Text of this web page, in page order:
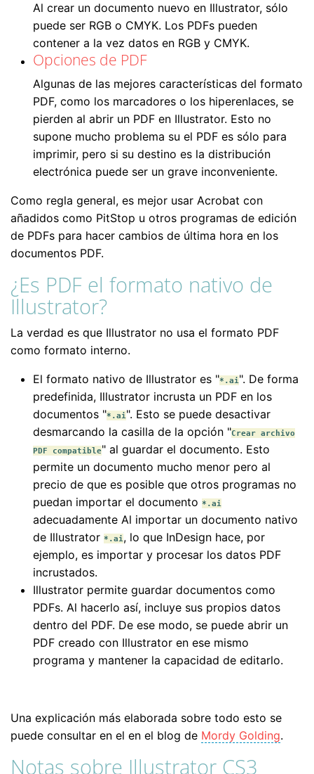
Al crear un documento nuevo en Illustrator, sólo
puede ser RGB o CMYK. Los PDFs pueden
contener a la vez datos en RGB y CMYK.
Opciones de PDF
Algunas de las mejores características del formato
PDF, como los marcadores o los hiperenlaces, se
pierden al abrir un PDF en Illustrator. Esto no
supone mucho problema su el PDF es sólo para
imprimir, pero si su destino es la distribución
electrónica puede ser un grave inconveniente.
Como regla general, es mejor usar Acrobat con
añadidos como PitStop u otros programas de edición
de PDFs para hacer cambios de última hora en los
documentos PDF.
¿Es PDF el formato nativo de
Illustrator?
La verdad es que Illustrator no usa el formato PDF
como formato interno.
El formato nativo de Illustrator es "*.ai". De forma
predefinida, Illustrator incrusta un PDF en los
documentos "*.ai". Esto se puede desactivar
desmarcando la casilla de la opción "Crear archivo
PDF compatible" al guardar el documento. Esto
permite un documento mucho menor pero al
precio de que es posible que otros programas no
puedan importar el documento *.ai
adecuadamente Al importar un documento nativo
de Illustrator *.ai, lo que InDesign hace, por
ejemplo, es importar y procesar los datos PDF
incrustados.
Illustrator permite guardar documentos como
PDFs. Al hacerlo así, incluye sus propios datos
dentro del PDF. De ese modo, se puede abrir un
PDF creado con Illustrator en ese mismo
programa y mantener la capacidad de editarlo.
Una explicación más elaborada sobre todo esto se
puede consultar en el en el blog de Mordy Golding.
Notas sobre Illustrator CS3